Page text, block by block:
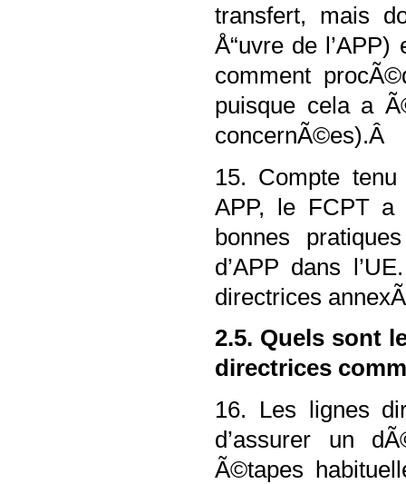
transfert, mais
Å“uvre de
comment
puisque cela a
concernÃ©es).Â
15. Compte
APP, le FCPT a
bonnes
d’APP dans
directrices
2.5. Quels sont
directrices
16. Les lignes
d’assurer un
Ã©tapes